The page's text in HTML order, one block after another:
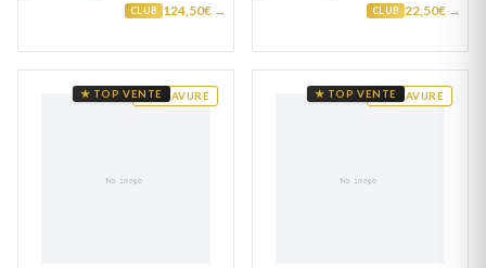
CLUB 124,50€ → CLUB 22,50€ →
GRAVURE
★ TOP VENTE GRAVURE
★ TOP VENTE